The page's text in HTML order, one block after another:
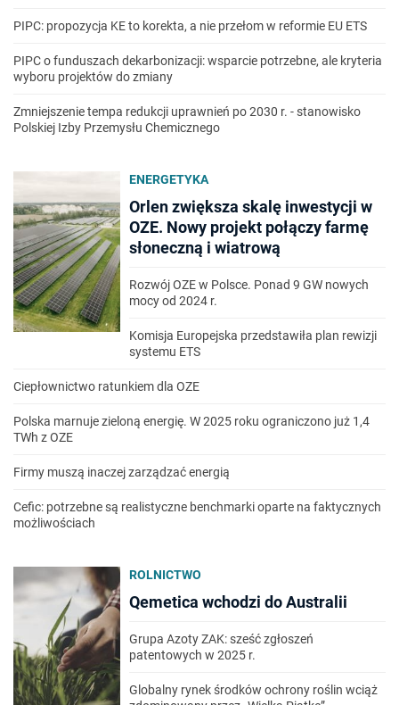
PIPC: propozycja KE to korekta, a nie przełom w reformie EU ETS
PIPC o funduszach dekarbonizacji: wsparcie potrzebne, ale kryteria
wyboru projektów do zmiany
Zmniejszenie tempa redukcji uprawnień po 2030 r. - stanowisko
Polskiej Izby Przemysłu Chemicznego
ENERGETYKA
Orlen zwiększa skalę inwestycji w
OZE. Nowy projekt połączy farmę
słoneczną i wiatrową
Rozwój OZE w Polsce. Ponad 9 GW nowych
mocy od 2024 r.
Komisja Europejska przedstawiła plan rewizji
systemu ETS
Ciepłownictwo ratunkiem dla OZE
Polska marnuje zieloną energię. W 2025 roku ograniczono już 1,4
TWh z OZE
Firmy muszą inaczej zarządzać energią
Cefic: potrzebne są realistyczne benchmarki oparte na faktycznych
możliwościach
ROLNICTWO
Qemetica wchodzi do Australii
Grupa Azoty ZAK: sześć zgłoszeń
patentowych w 2025 r.
Globalny rynek środków ochrony roślin wciąż